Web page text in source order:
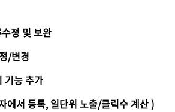
정 및 보완
/변경
기능 추가
에서 등록, 일단위 노출/클릭수 계산 )